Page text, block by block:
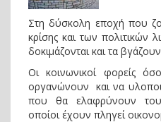
Στη δύσκολη εποχή που
κρίσης και των πολιτικών
δοκιμάζονται και τα
Οι κοινωνικοί φορείς
οργανώνουν και να
που θα ελαφρύνουν
οποίοι έχουν πληγεί